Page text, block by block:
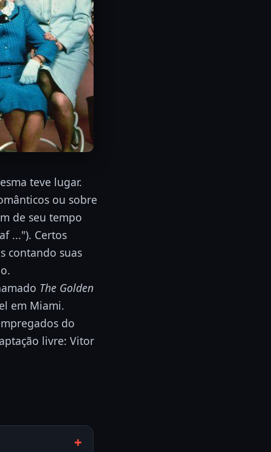
teve lugar.
ou sobre
de seu tempo
..."). Certos
contando suas
The Golden
em Miami.
do
livre: Vitor